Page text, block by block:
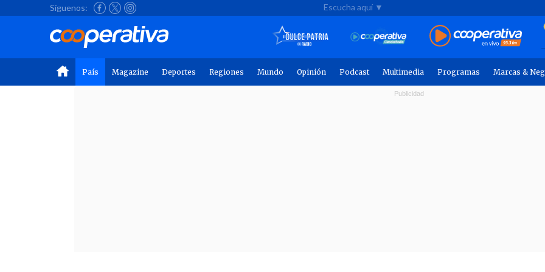
Síguenos: Escucha aquí ▼
País Magazine Deportes Regiones Mundo Opinión Podcast Multimedia Programas Marcas &